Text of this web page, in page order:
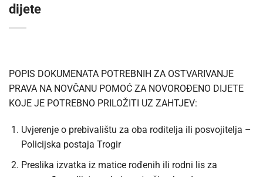
dijete
POPIS DOKUMENATA POTREBNIH ZA OSTVARIVANJE
PRAVA NA NOVČANU POMOĆ ZA NOVOROĐENO DIJETE
KOJE JE POTREBNO PRILOŽITI UZ ZAHTJEV:
Uvjerenje o prebivalištu za oba roditelja ili posvojitelja –
Policijska postaja Trogir
Preslika izvatka iz matice rođenih ili rodni lis za